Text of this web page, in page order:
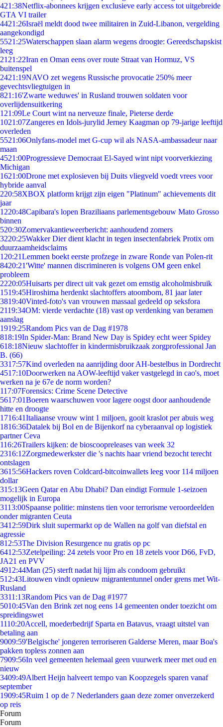
421:38Netflix-abonnees krijgen exclusieve early access tot uitgebreide
GTA VI trailer
4421:26Israël meldt dood twee militairen in Zuid-Libanon, vergelding
aangekondigd
5521:25Waterschappen slaan alarm wegens droogte: Gereedschapskist
leeg
21 21:22Iran en Oman eens over route Straat van Hormuz, VS
buitenspel
2421:19NAVO zet wegens Russische provocatie 250% meer
gevechtsvliegtuigen in
821:16'Zwarte weduwes' in Rusland trouwen soldaten voor
overlijdensuitkering
1 21:09Le Court wint na nerveuze finale, Pieterse derde
1021:07Zangeres en Idols-jurylid Jerney Kaagman op 79-jarige leeftijd
overleden
5521:06Onlyfans-model met G-cup wil als NASA-ambassadeur naar
maan
4521:00Progressieve Democraat El-Sayed wint nipt voorverkiezing
Michigan
1621:00Drone met explosieven bij Duits vliegveld voedt vrees voor
hybride aanval
220:58XBOX platform krijgt zijn eigen "Platinum" achievements dit
jaar
1220:48Capibara's lopen Braziliaans parlementsgebouw Mato Grosso
binnen
520:30Zomervakantieweerbericht: aanhoudend zomers
3220:25Wakker Dier dient klacht in tegen insectenfabriek Protix om
duurzaamheidsclaims
1 20:21Lemmen boekt eerste profzege in zware Ronde van Polen-rit
8420:21'Witte' mannen discrimineren is volgens OM geen enkel
probleem
2220:05Huisarts per direct uit vak gezet om ernstig alcoholmisbruik
1519:45Hiroshima herdenkt slachtoffers atoombom, 81 jaar later
3819:40Vinted-foto's van vrouwen massaal gedeeld op seksfora
2119:34OM: vierde verdachte (18) vast op verdenking van beramen
aanslag
1919:25Random Pics van de Dag #1978
818:19In Spider-Man: Brand New Day is Spidey echt weer Spidey
618:18Nieuw slachtoffer in kindermisbruikzaak zorgprofessional Jan
B. (66)
3317:57Kind overleden na aanrijding door AH-bestelbus in Dordrecht
4517:10Doorwerken na AOW-leeftijd vaker vastgelegd in cao's, moet
werken na je 67e de norm worden?
117:07Forensics: Crime Scene Detective
5617:01Boeren waarschuwen voor lagere oogst door aanhoudende
hitte en droogte
1716:41Italiaanse vrouw wint 1 miljoen, gooit kraslot per abuis weg
1816:36Datalek bij Bol en de Bijenkorf na cyberaanval op logistiek
partner Ceva
116:26Trailers kijken: de bioscoopreleases van week 32
2316:12Zorgmedewerkster die 's nachts haar vriend bezocht terecht
ontslagen
3615:56Hackers roven Coldcard-bitcoinwallets leeg voor 114 miljoen
dollar
315:13Geen Qatar en Abu Dhabi? Dan eindigt Formule 1-seizoen
mogelijk in Europa
3113:00Spaanse politie: minstens tien voor terrorisme veroordeelden
onder migranten Ceuta
3412:59Dirk sluit supermarkt op de Wallen na golf van diefstal en
agressie
812:53The Division Resurgence nu gratis op pc
6412:53Zetelpeiling: 24 zetels voor Pro en 18 zetels voor D66, FvD,
JA21 en PVV
4912:44Man (25) sterft nadat hij lijm als condoom gebruikt
512:43Litouwen vindt opnieuw migrantentunnel onder grens met Wit-
Rusland
3311:13Random Pics van de Dag #1977
5010:45Van den Brink zet nog eens 14 gemeenten onder toezicht om
spreidingswet
1110:20Accell, moederbedrijf Sparta en Batavus, vraagt uitstel van
betaling aan
9009:59'Belgische' jongeren terroriseren Galderse Meren, maar Boa's
pakken topless zonnen aan
7909:56In veel gemeenten helemaal geen vuurwerk meer met oud en
nieuw
3409:49Albert Heijn halveert tempo van Koopzegels sparen vanaf
september
1909:45Ruim 1 op de 7 Nederlanders gaan deze zomer onverzekerd
op reis
Forum
Forum